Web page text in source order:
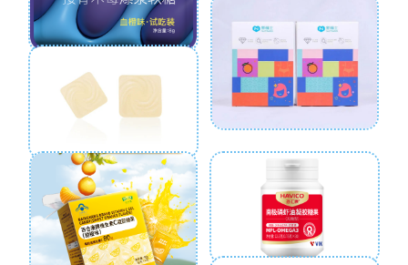
接骨木莓爆浆软糖
维生素软糖
磷虾油凝胶糖果